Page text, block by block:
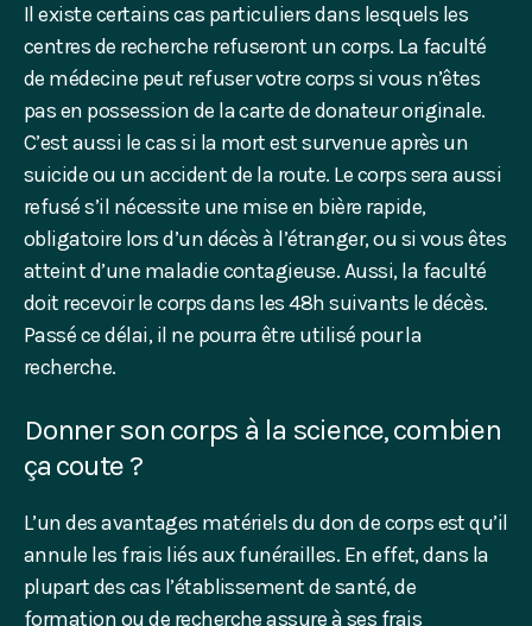
Il existe certains cas particuliers dans lesquels les
centres de recherche refuseront un corps. La faculté
de médecine peut refuser votre corps si vous n’êtes
pas en possession de la carte de donateur originale.
C’est aussi le cas si la mort est survenue après un
suicide ou un accident de la route. Le corps sera aussi
refusé s’il nécessite une mise en bière rapide,
obligatoire lors d’un décès à l’étranger, ou si vous êtes
atteint d’une maladie contagieuse. Aussi, la faculté
doit recevoir le corps dans les 48h suivants le décès.
Passé ce délai, il ne pourra être utilisé pour la
recherche.
Donner son corps à la science, combien
ça coute ?
L’un des avantages matériels du don de corps est qu’il
annule les frais liés aux funérailles. En effet, dans la
plupart des cas l’établissement de santé, de
formation ou de recherche assure à ses frais